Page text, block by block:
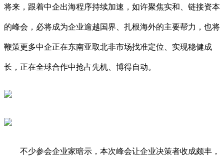
将来，跟着中企出海程序持续加速，如许聚焦实和、链接资本
的峰会，必将成为企业逾越国界、扎根海外的主要帮力，也将
鞭策更多中企正在东南亚取北非市场找准定位、实现稳健成
长，正在全球合作中抢占先机、博得自动。
不少参会企业家暗示，本次峰会让企业决策者收成颇丰，